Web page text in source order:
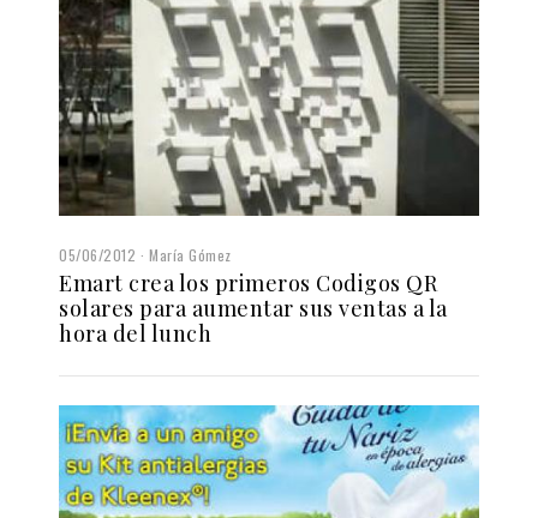
05/06/2012 María Gómez
Emart crea los primeros Codigos QR
solares para aumentar sus ventas a la
hora del lunch